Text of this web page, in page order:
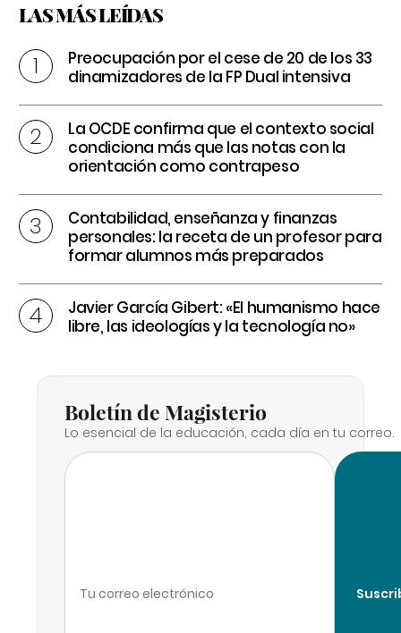
LAS MÁS LEÍDAS
Preocupación por el cese de 20 de los 33
dinamizadores de la FP Dual intensiva
La OCDE confirma que el contexto social
condiciona más que las notas con la
orientación como contrapeso
Contabilidad, enseñanza y finanzas
personales: la receta de un profesor para
formar alumnos más preparados
Javier García Gibert: «El humanismo hace
libre, las ideologías y la tecnología no»
Boletín de Magisterio
Lo esencial de la educación, cada día en tu correo.